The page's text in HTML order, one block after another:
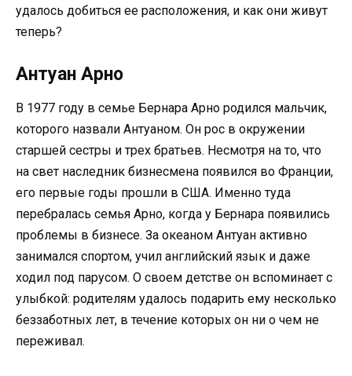
удалось добиться ее расположения, и как они живут
теперь?
Антуан Арно
В 1977 году в семье Бернара Арно родился мальчик,
которого назвали Антуаном. Он рос в окружении
старшей сестры и трех братьев. Несмотря на то, что
на свет наследник бизнесмена появился во Франции,
его первые годы прошли в США. Именно туда
перебралась семья Арно, когда у Бернара появились
проблемы в бизнесе. За океаном Антуан активно
занимался спортом, учил английский язык и даже
ходил под парусом. О своем детстве он вспоминает с
улыбкой: родителям удалось подарить ему несколько
беззаботных лет, в течение которых он ни о чем не
переживал.